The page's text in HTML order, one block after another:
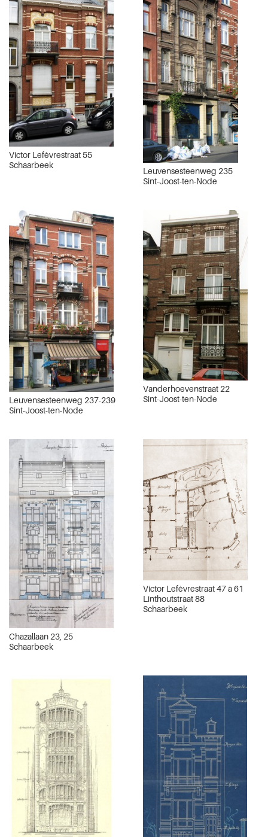
Victor Lefèvrestraat 55
Schaarbeek
Leuvensesteenweg 235
Sint-Joost-ten-Node
Leuvensesteenweg 237-239
Sint-Joost-ten-Node
Vanderhoevenstraat 22
Sint-Joost-ten-Node
Chazallaan 23, 25
Schaarbeek
Victor Lefèvrestraat 47 à 61
Linthoutstraat 88
Schaarbeek